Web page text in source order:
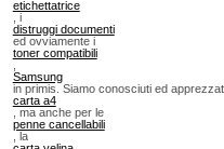
etichettatrice
, i
distruggi documenti
ed ovviamente i
toner compatibili
Samsung
in primis. Siamo conosciuti ed
carta a4
, ma anche per le
penne cancellabili
, la